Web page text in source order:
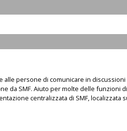
persone di comunicare in
SMF. Aiuto per molte delle funzioni
centralizzata di SMF, localizzata